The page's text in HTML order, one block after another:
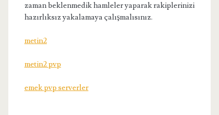
zaman beklenmedik hamleler yaparak rakiplerinizi
hazırlıksız yakalamaya çalışmalısınız.
metin2
metin2 pvp
emek pvp serverler